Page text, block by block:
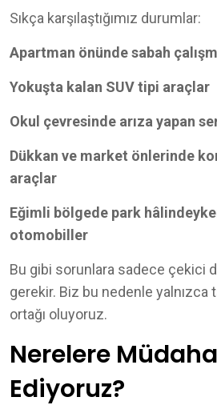
Sıkça karşılaştığımız durumlar:
Apartman önünde sabah
Yokuşta kalan SUV tipi araçlar
Okul çevresinde arıza yapan
Dükkan ve market önlerinde
araçlar
Eğimli bölgede park
otomobiller
Bu gibi sorunlara sadece çekici
gerekir. Biz bu nedenle yalnızca
ortağı oluyoruz.
Nerelere
Ediyoruz?